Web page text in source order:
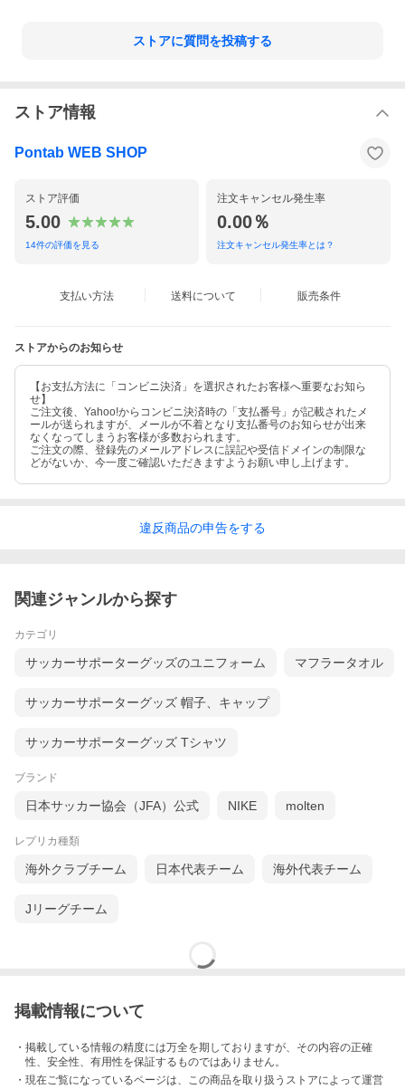
ストアに質問を投稿する
ストア情報
Pontab WEB SHOP
ストア評価
5.00
14件の評価を見る
注文キャンセル発生率
0.00％
注文キャンセル発生率とは？
支払い方法 送料について 販売条件
ストアからのお知らせ
【お支払方法に「コンビニ決済」を選択されたお客様へ重要なお知ら
せ】
ご注文後、Yahoo!からコンビニ決済時の「支払番号」が記載されたメ
ールが送られますが、メールが不着となり支払番号のお知らせが出来
なくなってしまうお客様が多数おられます。
ご注文の際、登録先のメールアドレスに誤記や受信ドメインの制限な
どがないか、今一度ご確認いただきますようお願い申し上げます。
違反商品の申告をする
関連ジャンルから探す
カテゴリ
サッカーサポーターグッズのユニフォーム マフラータオル
サッカーサポーターグッズ 帽子、キャップ
サッカーサポーターグッズ Tシャツ
ブランド
日本サッカー協会（JFA）公式 NIKE molten
レプリカ種類
海外クラブチーム 日本代表チーム 海外代表チーム
Jリーグチーム
掲載情報について
・掲載している情報の精度には万全を期しておりますが、その内容の正確
性、安全性、有用性を保証するものではありません。
・現在ご覧になっているページは、この商品を取り扱うストアによって運営